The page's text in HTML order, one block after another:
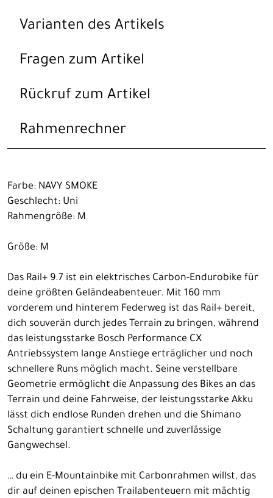
Varianten des Artikels
Fragen zum Artikel
Rückruf zum Artikel
Rahmenrechner
Farbe: NAVY SMOKE
Geschlecht: Uni
Rahmengröße: M
Größe: M
Das Rail+ 9.7 ist ein elektrisches Carbon-Endurobike für
deine größten Geländeabenteuer. Mit 160 mm
vorderem und hinterem Federweg ist das Rail+ bereit,
dich souverän durch jedes Terrain zu bringen, während
das leistungsstarke Bosch Performance CX
Antriebssystem lange Anstiege erträglicher und noch
schnellere Runs möglich macht. Seine verstellbare
Geometrie ermöglicht die Anpassung des Bikes an das
Terrain und deine Fahrweise, der leistungsstarke Akku
lässt dich endlose Runden drehen und die Shimano
Schaltung garantiert schnelle und zuverlässige
Gangwechsel.
… du ein E-Mountainbike mit Carbonrahmen willst, das
dir auf deinen epischen Trailabenteuern mit mächtig